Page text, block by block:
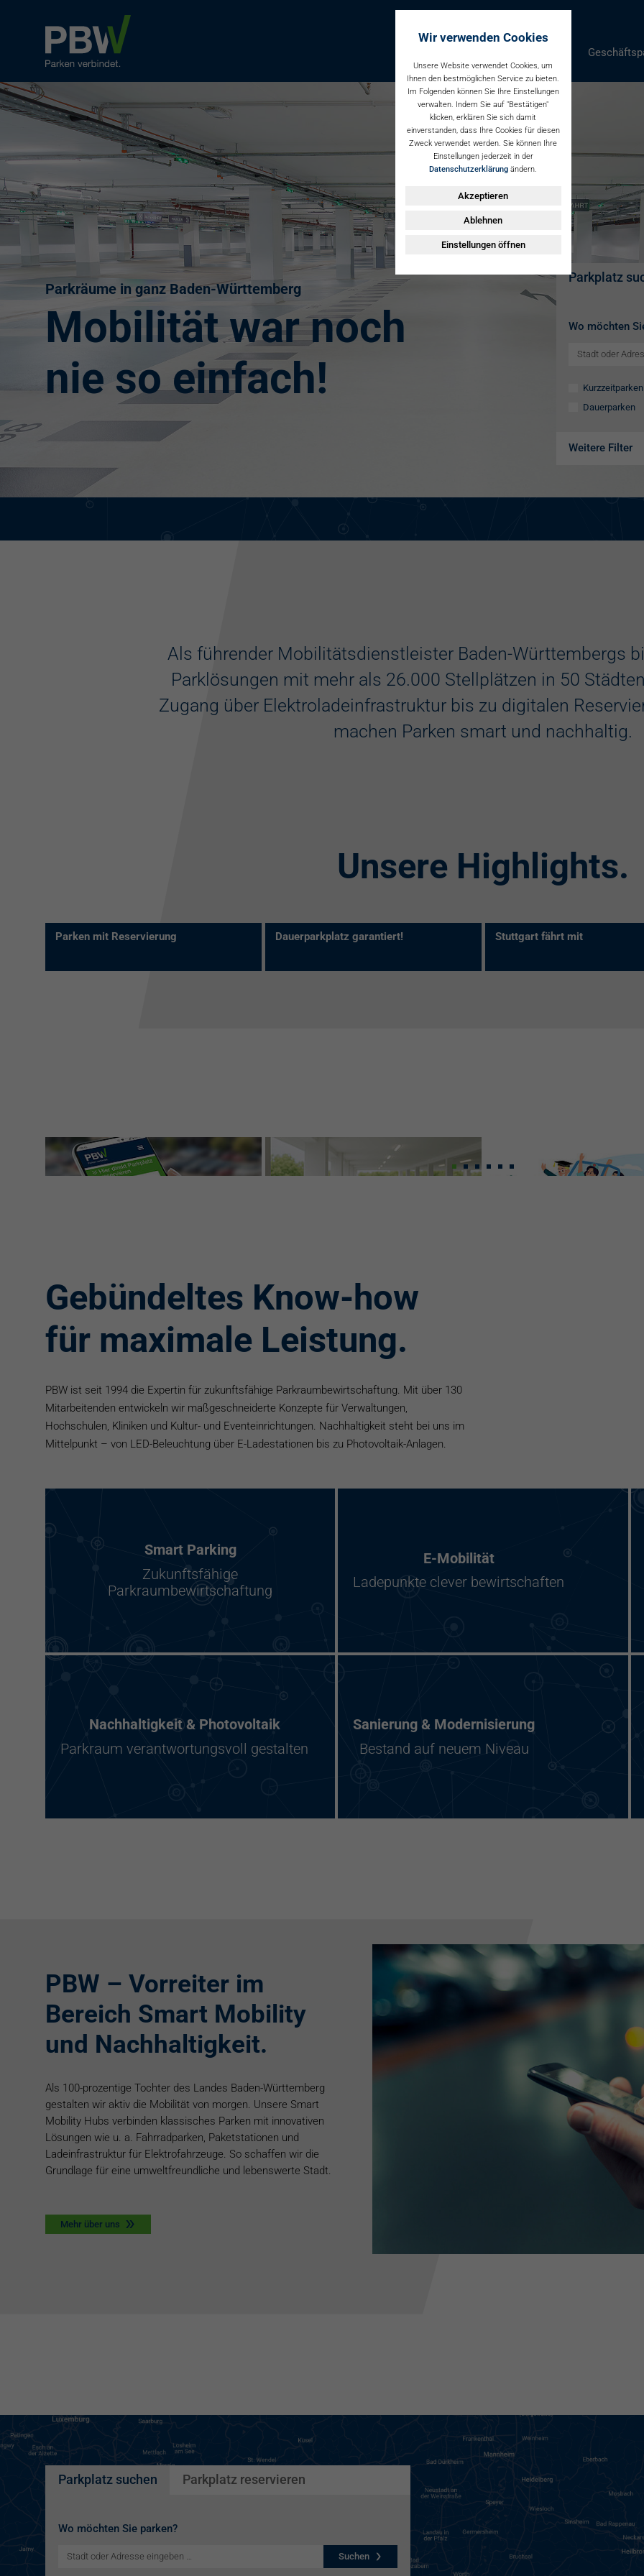
Parkräume in ganz Baden-Württemberg
Mobilität war noch
nie so einfach!
Parkplatz
Wo möchten
Kurzzeitparken
Dauerparken
Weitere Filter
Als führender Mobilitätsdienstleister Baden-Württembergs
Parklösungen mit mehr als 26.000 Stellplätzen in 50
Zugang über Elektroladeinfrastruktur bis zu digitalen
machen Parken smart und nachhaltig.
Unsere Highlights.
Parken mit Reservierung Dauerparkplatz garantiert! Stuttgart fährt mit
Gebündeltes Know-how
für maximale Leistung.
PBW ist seit 1994 die Expertin für zukunftsfähige Parkraumbewirtschaftung. Mit über 130
Mitarbeitenden entwickeln wir maßgeschneiderte Konzepte für Verwaltungen,
Hochschulen, Kliniken und Kultur- und Eventeinrichtungen. Nachhaltigkeit steht bei uns im
Mittelpunkt – von LED-Beleuchtung über E-Ladestationen bis zu Photovoltaik-Anlagen.
Smart Parking
Zukunftsfähige
Parkraumbewirtschaftung
E-Mobilität
Ladepunkte clever bewirtschaften
Nachhaltigkeit & Photovoltaik
Parkraum verantwortungsvoll gestalten
Sanierung & Modernisierung
Bestand auf neuem Niveau
PBW – Vorreiter im
Bereich Smart Mobility
und Nachhaltigkeit.
Als 100-prozentige Tochter des Landes Baden-Württemberg
gestalten wir aktiv die Mobilität von morgen. Unsere Smart
Mobility Hubs verbinden klassisches Parken mit innovativen
Lösungen wie u. a. Fahrradparken, Paketstationen und
Ladeinfrastruktur für Elektrofahrzeuge. So schaffen wir die
Grundlage für eine umweltfreundliche und lebenswerte Stadt.
Mehr über uns
Parkplatz suchen Parkplatz reservieren
Wo möchten Sie parken?
Suchen
Wir verwenden Cookies
Unsere Website verwendet Cookies, um
Ihnen den bestmöglichen Service zu bieten.
Im Folgenden können Sie Ihre Einstellungen
verwalten. Indem Sie auf "Bestätigen"
klicken, erklären Sie sich damit
einverstanden, dass Ihre Cookies für diesen
Zweck verwendet werden. Sie können Ihre
Einstellungen jederzeit in der
Datenschutzerklärung ändern.
Akzeptieren
Ablehnen
Einstellungen öffnen